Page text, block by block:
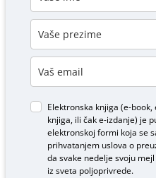
Elektronska knjiga (e-
knjiga, ili čak e-izdanje) je
elektronskoj formi koja se
prihvatanjem uslova o
da svake nedelje svoju
iz sveta poljoprivrede.